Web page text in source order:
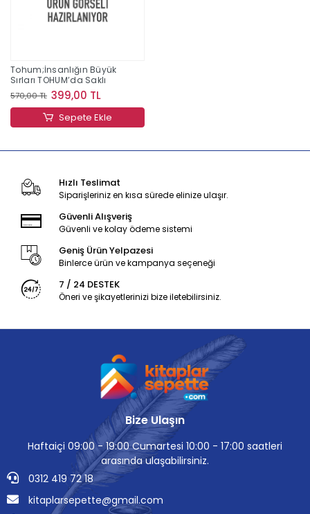
Tohum;İnsanlığın Büyük
Sırları TOHUM’da Saklı
570,00 TL 399,00 TL
Sepete Ekle
Hızlı Teslimat
Siparişleriniz en kısa sürede elinize ulaşır.
Güvenli Alışveriş
Güvenli ve kolay ödeme sistemi
Geniş Ürün Yelpazesi
Binlerce ürün ve kampanya seçeneği
7 / 24 DESTEK
Öneri ve şikayetlerinizi bize iletebilirsiniz.
Bize Ulaşın
Haftaiçi 09:00 - 19:00 Cumartesi 10:00 - 17:00 saatleri
arasında ulaşabilirsiniz.
0312 419 72 18
kitaplarsepette@gmail.com